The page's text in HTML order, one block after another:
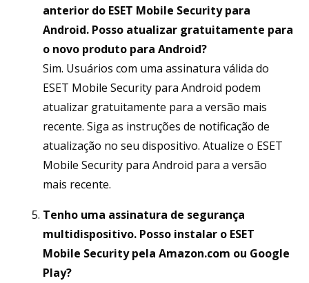
anterior do ESET Mobile Security para
Android. Posso atualizar gratuitamente para
o novo produto para Android?
Sim. Usuários com uma assinatura válida do
ESET Mobile Security para Android podem
atualizar gratuitamente para a versão mais
recente. Siga as instruções de notificação de
atualização no seu dispositivo. Atualize o ESET
Mobile Security para Android para a versão
mais recente.
Tenho uma assinatura de segurança
multidispositivo. Posso instalar o ESET
Mobile Security pela Amazon.com ou Google
Play?